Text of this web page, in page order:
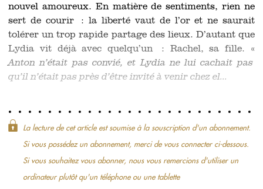
nouvel amoureux. En matière de sentiments, rien ne
sert de courir : la liberté vaut de l’or et ne saurait
tolérer un trop rapide partage des lieux. D’autant que
Lydia vit déjà avec quelqu’un : Rachel, sa fille. «
Anton n’était pas convié, et Lydia ne lui cachait pas
qu’il n’était pas près d’être invité à venir chez el...
La lecture de cet article est soumise à la souscription d'un abonnement.
Si vous possédez un abonnement, merci de vous connecter ci-dessous.
Si vous souhaitez vous abonner, nous vous remercions d'utiliser un
ordinateur plutôt qu'un téléphone ou une tablette